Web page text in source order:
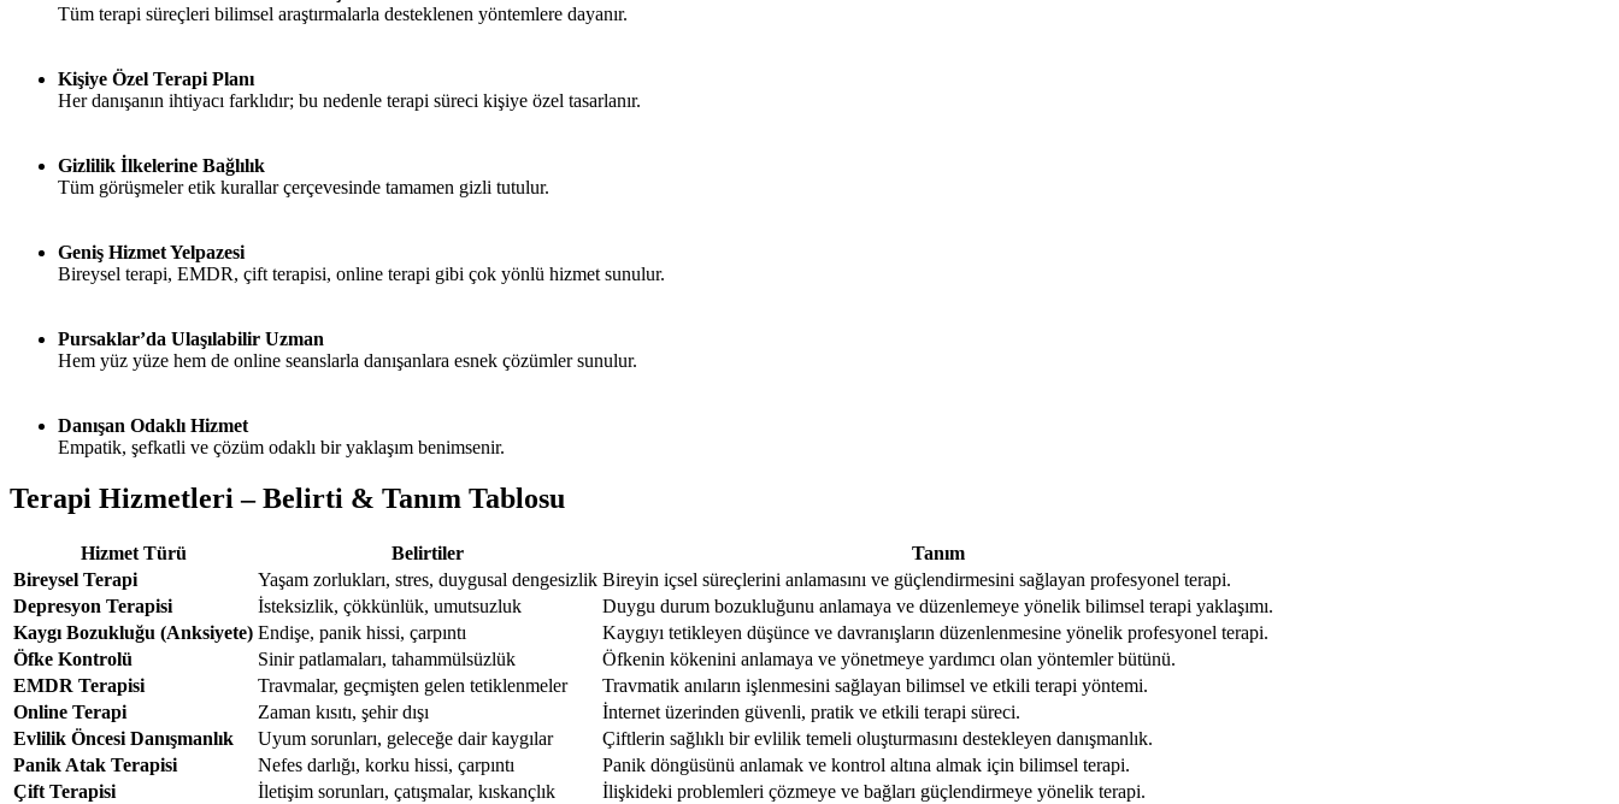
Tüm terapi süreçleri bilimsel araştırmalarla desteklenen yöntemlere dayanır.
Kişiye Özel Terapi Planı
Her danışanın ihtiyacı farklıdır; bu nedenle terapi süreci kişiye özel tasarlanır.
Gizlilik İlkelerine Bağlılık
Tüm görüşmeler etik kurallar çerçevesinde tamamen gizli tutulur.
Geniş Hizmet Yelpazesi
Bireysel terapi, EMDR, çift terapisi, online terapi gibi çok yönlü hizmet sunulur.
Pursaklar’da Ulaşılabilir Uzman
Hem yüz yüze hem de online seanslarla danışanlara esnek çözümler sunulur.
Danışan Odaklı Hizmet
Empatik, şefkatli ve çözüm odaklı bir yaklaşım benimsenir.
Terapi Hizmetleri – Belirti & Tanım Tablosu
Hizmet Türü Belirtiler
Tanım
Bireysel Terapi
Yaşam zorlukları, stres, duygusal dengesizlik Bireyin içsel süreçlerini anlamasını ve güçlendirmesini sağlayan profesyonel terapi.
Depresyon Terapisi
İsteksizlik, çökkünlük, umutsuzluk
Duygu durum bozukluğunu anlamaya ve düzenlemeye yönelik bilimsel terapi yaklaşımı.
Kaygı Bozukluğu (Anksiyete) Endişe, panik hissi, çarpıntı
Kaygıyı tetikleyen düşünce ve davranışların düzenlenmesine yönelik profesyonel terapi.
Öfke Kontrolü
Sinir patlamaları, tahammülsüzlük
Öfkenin kökenini anlamaya ve yönetmeye yardımcı olan yöntemler bütünü.
EMDR Terapisi
Travmalar, geçmişten gelen tetiklenmeler
Travmatik anıların işlenmesini sağlayan bilimsel ve etkili terapi yöntemi.
Online Terapi
Zaman kısıtı, şehir dışı
İnternet üzerinden güvenli, pratik ve etkili terapi süreci.
Evlilik Öncesi Danışmanlık
Uyum sorunları, geleceğe dair kaygılar
Çiftlerin sağlıklı bir evlilik temeli oluşturmasını destekleyen danışmanlık.
Panik Atak Terapisi
Nefes darlığı, korku hissi, çarpıntı
Panik döngüsünü anlamak ve kontrol altına almak için bilimsel terapi.
Çift Terapisi
İletişim sorunları, çatışmalar, kıskançlık
İlişkideki problemleri çözmeye ve bağları güçlendirmeye yönelik terapi.